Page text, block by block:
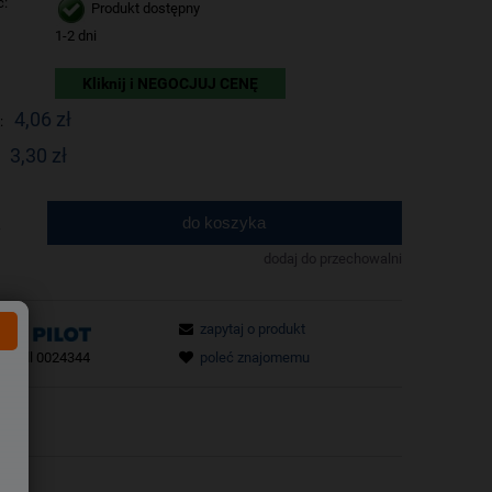
Produkt dostępny
1-2 dni
Kliknij i NEGOCJUJ CENĘ
4,06 zł
3,30 zł
do koszyka
dodaj do przechowalni
dl 0024344
zapytaj o produkt
poleć znajomemu